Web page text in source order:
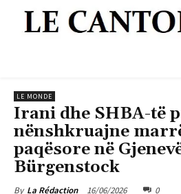
LE MONDE
Irani dhe SHBA-të
nënshkruajne
paqësore në
Bürgenstock
By La Rédaction 16/06/2026 0